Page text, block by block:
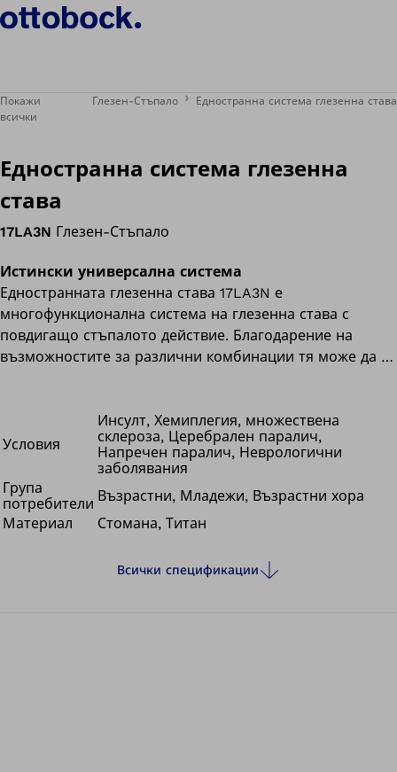
Покажи
всички
Глезен-Стъпало Едностранна система глезенна става
Едностранна система глезенна
става
17LA3N Глезен-Стъпало
Истински универсална система
Едностранната глезенна става 17LA3N е
многофункционална система на глезенна става с
повдигащо стъпалото действие. Благодарение на
възможностите за различни комбинации тя може да се
теглото позволява едностранно използване при тегло
на пациенти до 100 кг и двустранно използване дори
при телесно тегло до 160 кг. Въпреки
многофункционалните си свойства тя е малка, лека и
ненатрапчива - истински универсална система.
Условия
Инсулт, Хемиплегия, множествена
склероза, Церебрален паралич,
Напречен паралич, Неврологични
заболявания
Група
потребители Възрастни, Младежи, Възрастни хора
Материал
Стомана, Титан
Всички спецификации